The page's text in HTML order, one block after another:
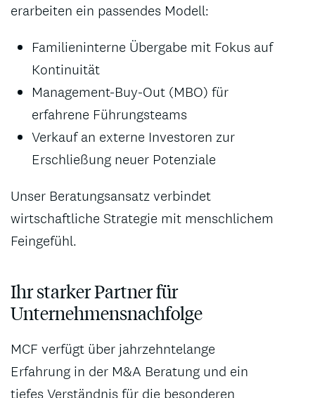
erarbeiten ein passendes Modell:
Familieninterne Übergabe mit Fokus auf
Kontinuität
Management-Buy-Out (MBO) für
erfahrene Führungsteams
Verkauf an externe Investoren zur
Erschließung neuer Potenziale
Unser Beratungsansatz verbindet
wirtschaftliche Strategie mit menschlichem
Feingefühl.
Ihr starker Partner für
Unternehmensnachfolge
MCF verfügt über jahrzehntelange
Erfahrung in der M&A Beratung und ein
tiefes Verständnis für die besonderen